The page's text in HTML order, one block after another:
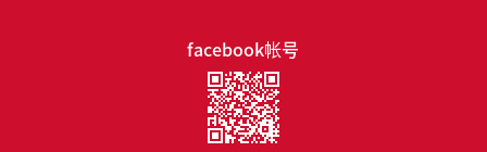
facebook帐号